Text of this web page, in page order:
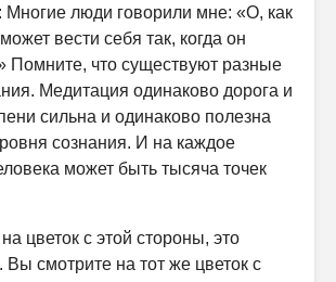
люди говорили мне: «О, как
вести себя так, когда он
Помните, что существуют разные
Медитация одинаково дорога и
сильна и одинаково полезна
сознания. И на каждое
может быть тысяча точек
цветок с этой стороны, это
Вы смотрите на тот же цветок с